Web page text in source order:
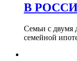
В
Семьи с двумя
семейной